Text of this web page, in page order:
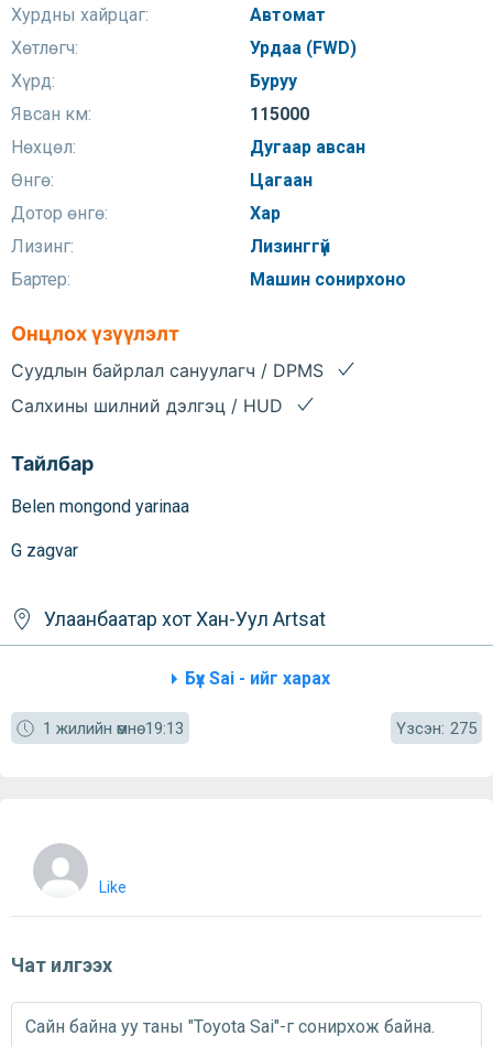
Хурдны хайрцаг:
Автомат
Хөтлөгч:
Урдаа (FWD)
Хүрд:
Буруу
Явсан км:
115000
Нөхцөл:
Дугаар авсан
Өнгө:
Цагаан
Дотор өнгө:
Хар
Лизинг:
Лизинггүй
Бартер:
Машин сонирхоно
Онцлох үзүүлэлт
Суудлын байрлал сануулагч / DPMS
Салхины шилний дэлгэц / HUD
Тайлбар
Belen mongond yarinaa
G zagvar
Улаанбаатар хотХан-Уул Artsat
Бүх Sai - ийг харах
1 жилийн өмнө 19:13 Үзсэн: 275
Like
Чат илгээх